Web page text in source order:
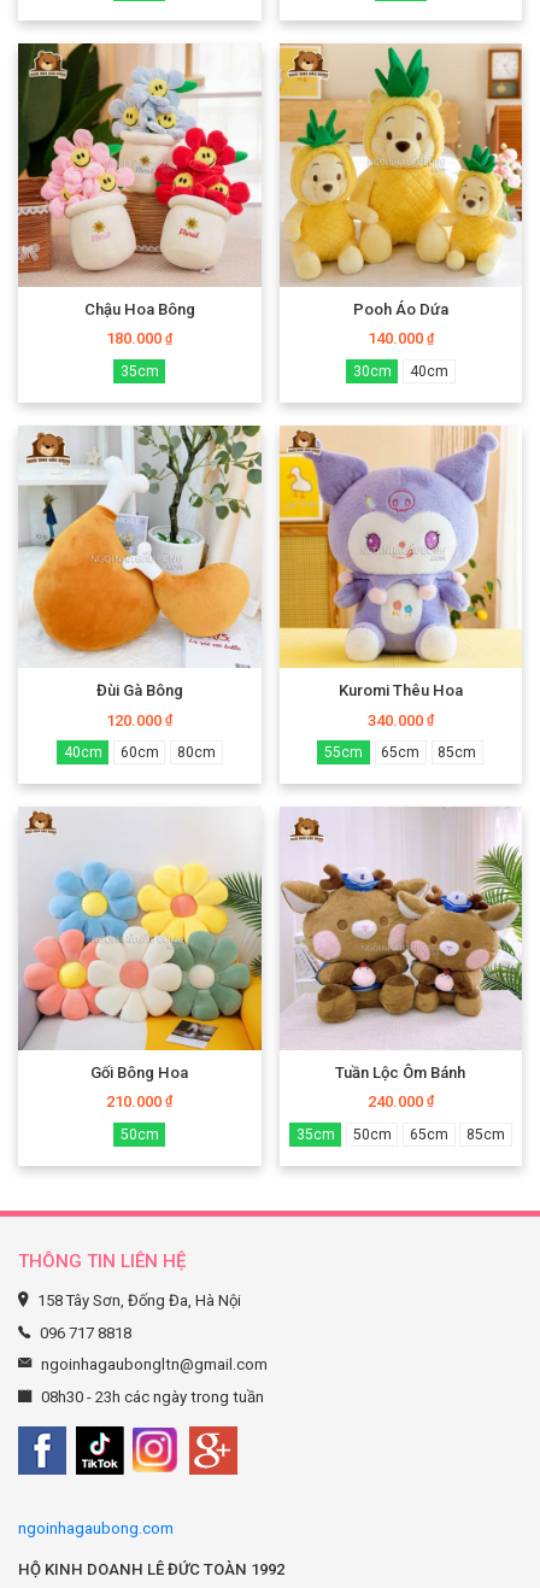
Chậu Hoa Bông
180.000₫
35cm
Pooh Áo Dứa
140.000 ₫
30cm 40cm
Đùi Gà Bông
120.000₫
40cm 60cm 80cm
Kuromi Thêu Hoa
340.000 ₫
55cm 65cm 85cm
Gối Bông Hoa
210.000₫
50cm
Tuần Lộc Ôm Bánh
240.000 ₫
35cm 50cm 65cm 85cm
THÔNG TIN LIÊN HỆ
158 Tây Sơn, Đống Đa, Hà Nội
096 717 8818
ngoinhagaubongltn@gmail.com
08h30 - 23h các ngày trong tuần
ngoinhagaubong.com
HỘ KINH DOANH LÊ ĐỨC TOÀN 1992